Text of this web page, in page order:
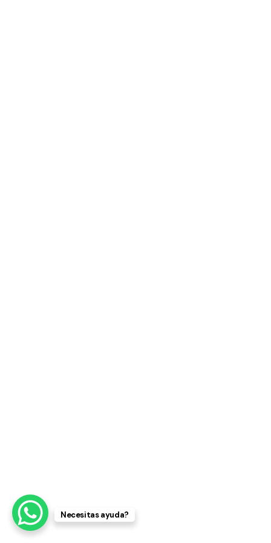
Necesitas ayuda?